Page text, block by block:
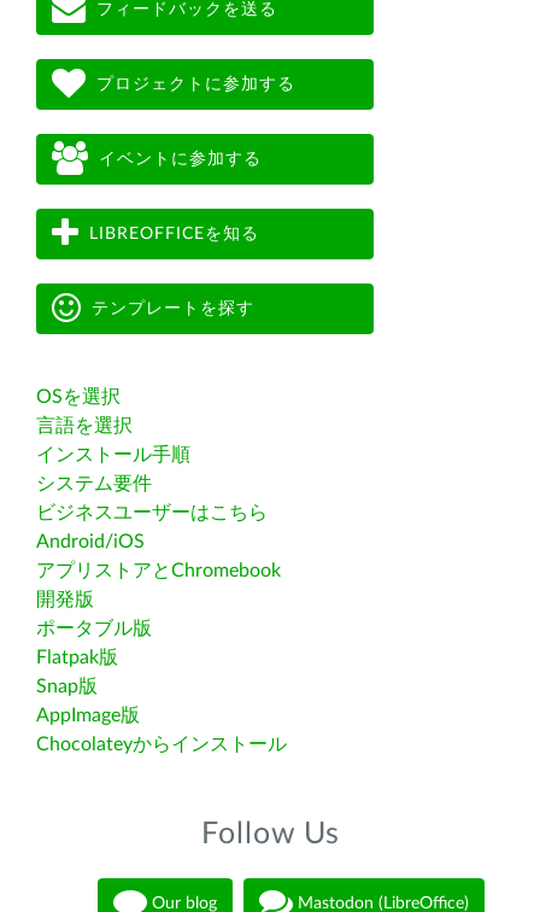
フィードバックを送る
プロジェクトに参加する
イベントに参加する
LIBREOFFICEを知る
テンプレートを探す
OSを選択
言語を選択
インストール手順
システム要件
ビジネスユーザーはこちら
Android/iOS
アプリストアとChromebook
開発版
ポータブル版
Flatpak版
Snap版
AppImage版
Chocolateyからインストール
Follow Us
Our blog Mastodon (LibreOffice)